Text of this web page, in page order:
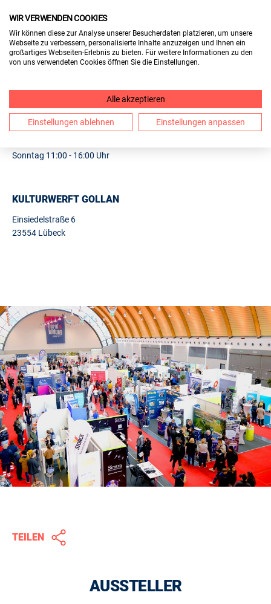
FÜR BESUCHER
FÜR AUSSTELLER
1. BERUF & BILDUNG LÜBECK
12. 13.09.2026
Sonntag 11:00 - 16:00 Uhr
KULTURWERFT GOLLAN
Einsiedelstraße 6
23554 Lübeck
TEILEN
AUSSTELLER
WIR VERWENDEN COOKIES
Wir können diese zur Analyse unserer Besucherdaten platzieren, um unsere
Webseite zu verbessern, personalisierte Inhalte anzuzeigen und Ihnen ein
großartiges Webseiten-Erlebnis zu bieten. Für weitere Informationen zu den
von uns verwendeten Cookies öffnen Sie die Einstellungen.
Alle akzeptieren
Einstellungen ablehnen Einstellungen anpassen